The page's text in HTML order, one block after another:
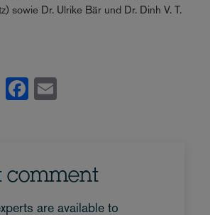
sowie Dr. Ulrike Bär und Dr. Dinh V. T.
X Facebook
comment
are available to